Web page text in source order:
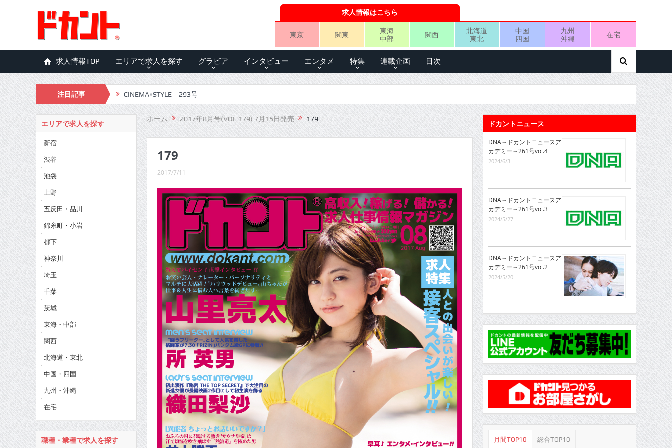
求人情報はこちら
東京 関東
東海
中部
関西
北海道
東北
中国
四国
九州
沖縄
在宅
求人情報TOP エリアで求人を探す グラビア インタビュー エンタメ 特集 連載企画 目次
注目記事
CINEMA×STYLE 293号
CINEMA×STYLE 292号
CINEMA×STYLE 291号
CINEMA×STYLE 290号
CINEMA×STYLE 289号
CINEMA×STYLE 288号
CINEMA×STYLE 287号
CINEMA×STYLE 286号
CINEMA×STYLE 285号
CINEMA×STYLE 294号
ホーム 2017年8月号(VOL.179) 7月15日発売 179
179
2017/7/11
エリアで求人を探す
新宿
渋谷
池袋
上野
五反田・品川
錦糸町・小岩
都下
神奈川
埼玉
千葉
茨城
東海・中部
関西
北海道・東北
中国・四国
九州・沖縄
在宅
職種・業種で求人を探す
ドカントニュース
DNA～ドカントニュースア
カデミー～261号vol.4
2024/6/3
DNA～ドカントニュースア
カデミー～261号vol.3
2024/5/27
DNA～ドカントニュースア
カデミー～261号vol.2
2024/5/20
月間TOP10 総合TOP10